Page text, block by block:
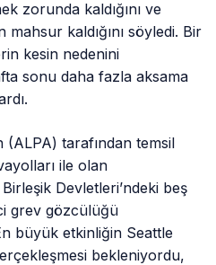
zorunda kaldığını ve
kaldığını söyledi. Bir
kesin nedenini
sonu daha fazla aksama
tarafından temsil
ile olan
Devletleri’ndeki beş
grev gözcülüğü
büyük etkinliğin Seattle
bekleniyordu,